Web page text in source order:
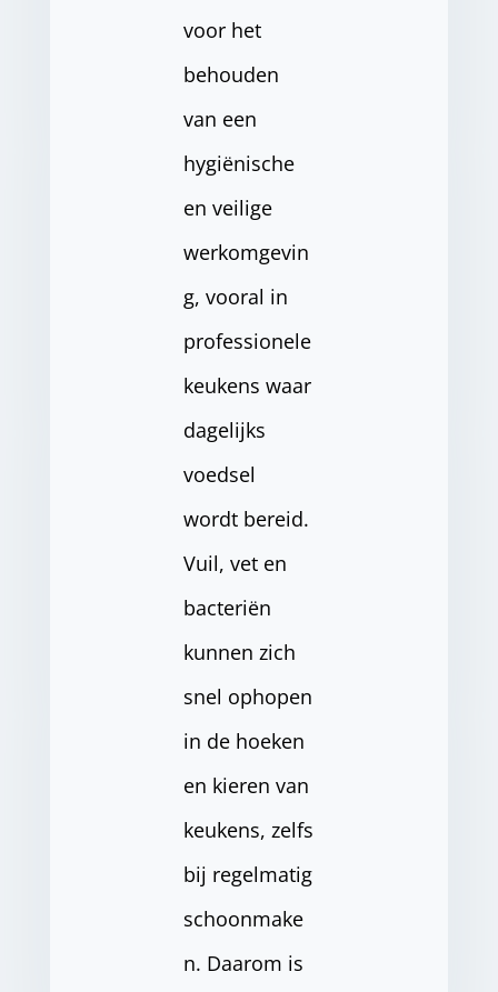
voor het
behouden
van een
hygiënische
en veilige
werkomgevin
g, vooral in
professionele
keukens waar
dagelijks
voedsel
wordt bereid.
Vuil, vet en
bacteriën
kunnen zich
snel ophopen
in de hoeken
en kieren van
keukens, zelfs
bij regelmatig
schoonmake
n. Daarom is